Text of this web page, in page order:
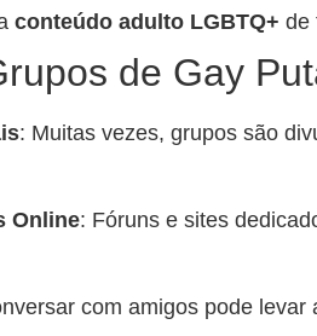
conteúdo adulto LGBTQ+ de
de Gay
: Muitas vezes, grupos são
Online: Fóruns e sites
com amigos pode levar